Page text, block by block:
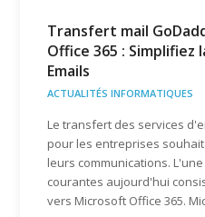
Transfert mail
Office 365 : Simplifiez
Emails
ACTUALITÉS INFORMATIQUES
Le transfert des services
pour les entreprises
leurs communications.
courantes aujourd'hui
vers Microsoft Office 365.